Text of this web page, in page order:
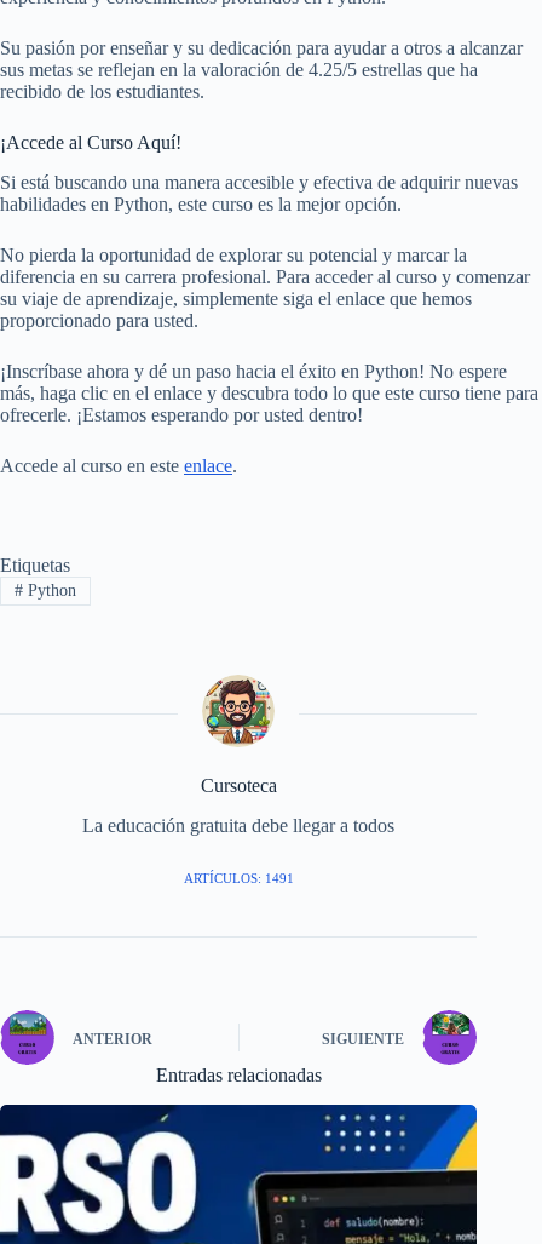
Su pasión por enseñar y su dedicación para ayudar a otros a alcanzar
sus metas se reflejan en la valoración de 4.25/5 estrellas que ha
recibido de los estudiantes.
¡Accede al Curso Aquí!
Si está buscando una manera accesible y efectiva de adquirir nuevas
habilidades en Python, este curso es la mejor opción.
No pierda la oportunidad de explorar su potencial y marcar la
diferencia en su carrera profesional. Para acceder al curso y comenzar
su viaje de aprendizaje, simplemente siga el enlace que hemos
proporcionado para usted.
¡Inscríbase ahora y dé un paso hacia el éxito en Python! No espere
más, haga clic en el enlace y descubra todo lo que este curso tiene para
ofrecerle. ¡Estamos esperando por usted dentro!
Accede al curso en este enlace.
Etiquetas
#Python
Cursoteca
La educación gratuita debe llegar a todos
ARTÍCULOS: 1491
ANTERIOR SIGUIENTE
Entradas relacionadas